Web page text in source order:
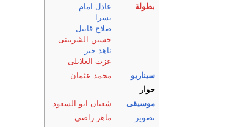
بطولة
عادل امام
يسرا
صلاح قابيل
حسين الشربينى
ناهد جبر
عزت العلايلى
سيناريو
محمد عثمان
حوار
موسيقى
شعبان ابو السعود
تصوير
ماهر راضى